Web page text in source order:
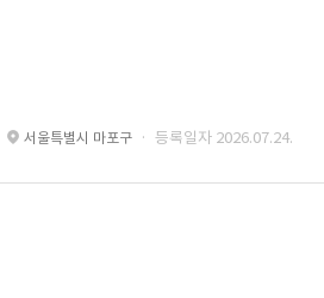
Kotlin · 6년 이상 Xcode · 6년 이상
서울특별시 마포구 · 등록일자 2026.07.24.